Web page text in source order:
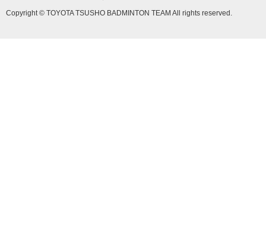
Copyright © TOYOTA TSUSHO BADMINTON TEAM All rights reserved.